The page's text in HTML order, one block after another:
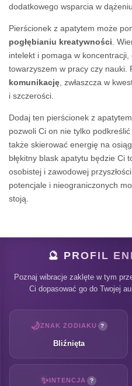
dodatkowego wsparcia w
Pierścionek z apatytem może
pogłębianiu kreatywności .
intelekt i pomaga w
towarzyszem w pracy czy nauki.
komunikację , zwłaszcza w
i szczerości.
Dodaj ten pierścionek z
pozwoli Ci on nie tylko
także skierować energię na
błękitny blask apatytu będzie Ci
osobistej i zawodowej
potencjale i nieograniczonych
stoją.
🔮 PROFIL
Poznaj wibracje zaklęte w tym
Ci dopasować go do Twojej
🌙ZNAK ZODIAKU ?
Bliźnięta
✨INTENCJA ?